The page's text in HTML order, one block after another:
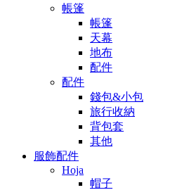
帳篷
帳篷
天幕
地布
配件
配件
錢包&小包
旅行收納
背包套
其他
服飾配件
Hoja
帽子